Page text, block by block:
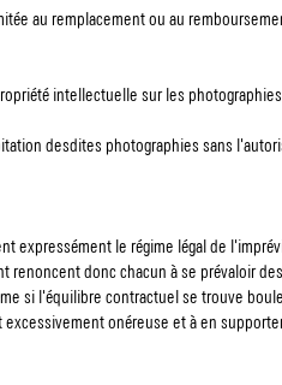
au remplacement ou au
intellectuelle sur les
desdites photographies sans
expressément le régime légal de
renoncent donc chacun à se prévaloir
si l'équilibre contractuel se trouve
excessivement onéreuse et à en